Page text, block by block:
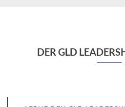
DER GLD